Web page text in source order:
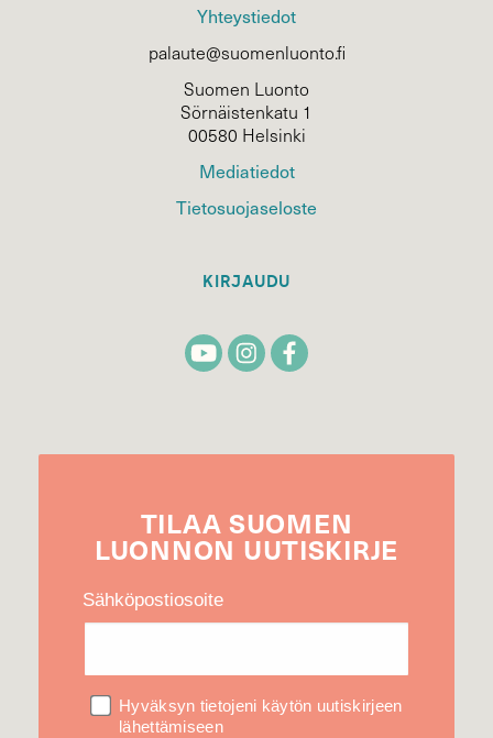
Yhteystiedot
palaute@suomenluonto.fi
Suomen Luonto
Sörnäistenkatu 1
00580 Helsinki
Mediatiedot
Tietosuojaseloste
KIRJAUDU
TILAA SUOMEN
LUONNON UUTIS­KIRJE
Sähköpostiosoite
Hyväksyn tietojeni käytön uutiskirjeen
lähettämiseen